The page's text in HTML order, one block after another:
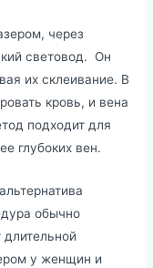
через
световод. Он
их склеивание. В
кровь, и вена
подходит для
глубоких вен.
обычно
длительной
у женщин и